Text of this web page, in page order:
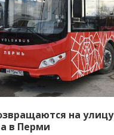
на улицу
в Перми